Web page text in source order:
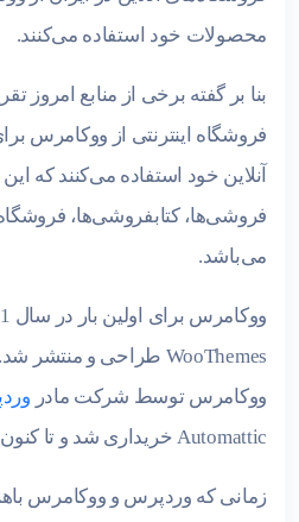
محصولات خود استفاده می‌کنند.
فروشگاه اینترنتی از ووکامرس
آنلاین خود استفاده می‌کنند که
فروشی‌ها، کتابفروشی‌ها،
می‌باشد.
ووکامرس توسط شرکت مادر
Automattic خریداری شد و تا کنون توسعه یافت است.
زمانی که وردپرس و ووکامرس